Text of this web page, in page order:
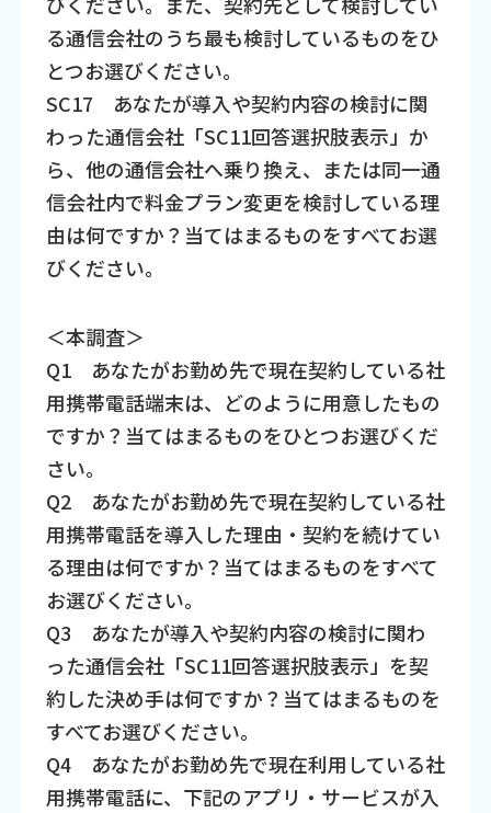
る通信会社のうち最も検討しているものをひ
とつお選びください。
SC17 あなたが導入や契約内容の検討に関
わった通信会社「SC11回答選択肢表示」か
ら、他の通信会社へ乗り換え、または同一通
信会社内で料金プラン変更を検討している理
由は何ですか？当てはまるものをすべてお選
びください。
＜本調査＞
Q1 あなたがお勤め先で現在契約している社
用携帯電話端末は、どのように用意したもの
ですか？当てはまるものをひとつお選びくだ
さい。
Q2 あなたがお勤め先で現在契約している社
用携帯電話を導入した理由・契約を続けてい
る理由は何ですか？当てはまるものをすべて
お選びください。
Q3 あなたが導入や契約内容の検討に関わ
った通信会社「SC11回答選択肢表示」を契
約した決め手は何ですか？当てはまるものを
すべてお選びください。
Q4 あなたがお勤め先で現在利用している社
用携帯電話に、下記のアプリ・サービスが入